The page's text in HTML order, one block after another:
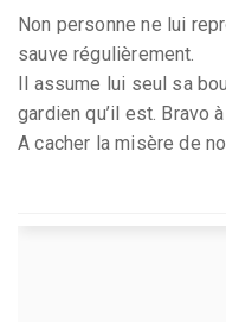
Non personne ne lui
sauve régulièrement.
Il assume lui seul sa
gardien qu’il est. Bravo
A cacher la misère de